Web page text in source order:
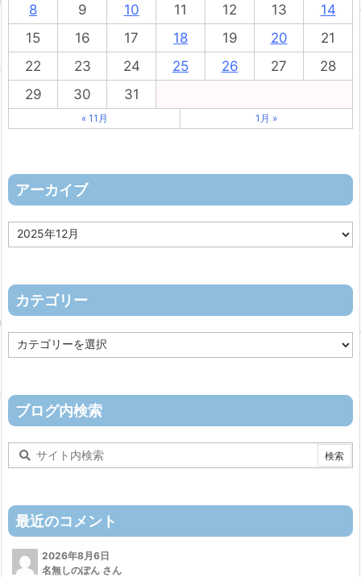
8
9 10 11 12 13
14
15
16 17 18 19 20
21
22
23 24 25 26 27
28
29
30 31
« 11月 1月 »
アーカイブ
ア
ー
ブ
カテゴリー
テ
ー
ブログ内検索
最近のコメント
2026年8月6日
名無しのぽん さん